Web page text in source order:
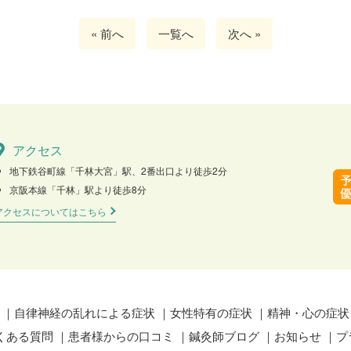
« 前へ 一覧へ 次へ »
アクセス
地下鉄谷町線「千林大宮」駅、2番出口より徒歩2分
京阪本線「千林」駅より徒歩8分
クセスについてはこちら
自律神経の乱れによる症状 女性特有の症状
精神・心の症状
ある質問 患者様からの口コミ 鍼灸師ブログ お知らせ